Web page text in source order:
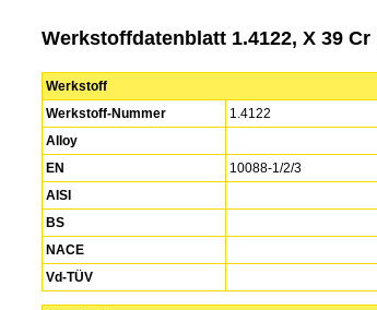
Werkstoffdatenblatt 1.4122, X 39 Cr
Werkstoff
Werkstoff-Nummer
1.4122
Alloy
EN
10088-1/2/3
AISI
BS
NACE
Vd-TÜV